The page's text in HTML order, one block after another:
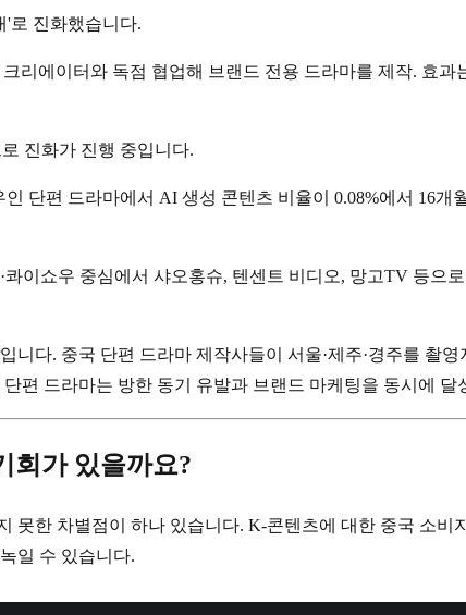
'로 진화했습니다.
리에이터와 독점 협업해 브랜드 전용 드라마를 제작. 효
진화가 진행 중입니다.
인 단편 드라마에서 AI 생성 콘텐츠 비율이 0.08%에서 16
콰이쇼우 중심에서 샤오홍슈, 텐센트 비디오, 망고TV 등으
입니다. 중국 단편 드라마 제작사들이 서울·제주·경주를 촬
편 드라마는 방한 동기 유발과 브랜드 마케팅을 동시에 달
회가 있을까요?
못한 차별점이 하나 있습니다. K-콘텐츠에 대한 중국 소비
일 수 있습니다.